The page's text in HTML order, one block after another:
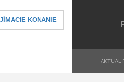
ekonomiky a obchodu Prešovskej
KONANIE